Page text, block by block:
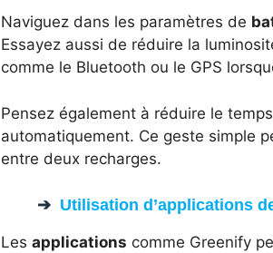
Naviguez dans les paramètres de
Essayez aussi de réduire la
comme le Bluetooth ou le GPS
Pensez également à réduire le
automatiquement. Ce geste simple
entre deux recharges.
Utilisation d’applications
Les applications comme Greenify